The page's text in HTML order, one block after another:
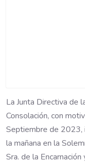
La Junta Directiva de
Consolación, con
Septiembre de 2023,
la mañana en la
Sra. de la